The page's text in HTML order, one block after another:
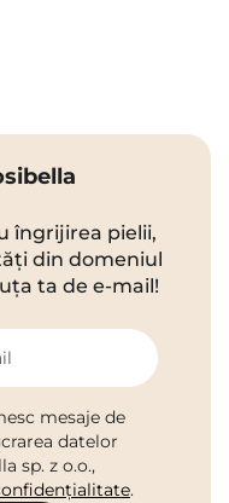
îngrijirea pielii,
din domeniul
ta de e-mail!
mesaje de
datelor
sp. z o.o.,
.